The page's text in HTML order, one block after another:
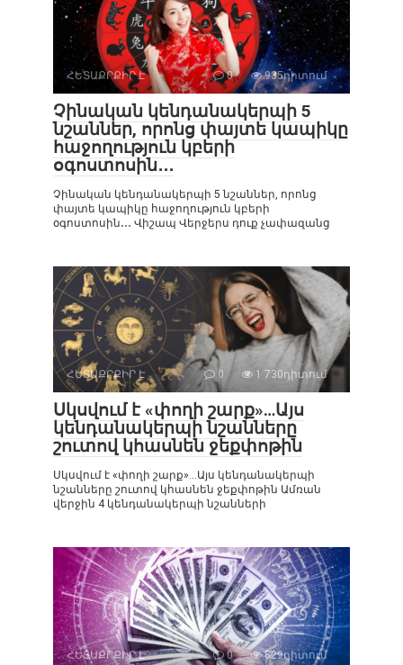
ՀԵՏԱՔՐՔԻՐ Է 0 935դիտում
Չինական կենդանակերպի 5
նշաններ, որոնց փայտե կապիկը
հաջողություն կբերի
օգոստոսին․․․
Չինական կենդանակերպի 5 նշաններ, որոնց
փայտե կապիկը հաջողություն կբերի
օգոստոսին․․․ Վիշապ Վերջերս դուք չափազանց
ՀԵՏԱՔՐՔԻՐ Է 0 1 730դիտում
Սկսվում է «փողի շարք»…Այս
կենդանակերպի նշանները
շուտով կհասնեն ջեքփոթին
Սկսվում է «փողի շարք»…Այս կենդանակերպի
նշանները շուտով կհասնեն ջեքփոթին Ամռան
վերջին 4 կենդանակերպի նշանների
ՀԵՏԱՔՐՔԻՐ Է 0 829դիտում